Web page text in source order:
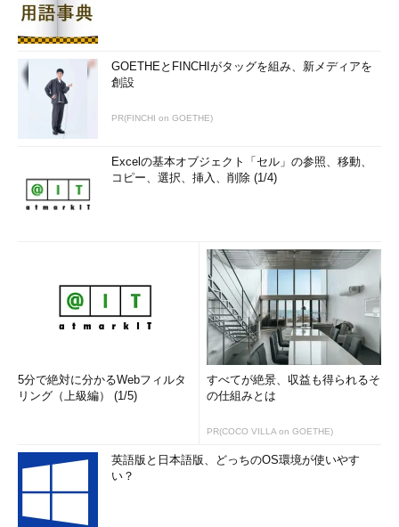
GOETHEとFINCHIがタッグを組み、新メディアを
創設
PR(FINCHI on GOETHE)
Excelの基本オブジェクト「セル」の参照、移動、
コピー、選択、挿入、削除 (1/4)
5分で絶対に分かるWebフィルタ
リング（上級編） (1/5)
すべてが絶景、収益も得られるそ
の仕組みとは
PR(COCO VILLA on GOETHE)
英語版と日本語版、どっちのOS環境が使いやす
い？